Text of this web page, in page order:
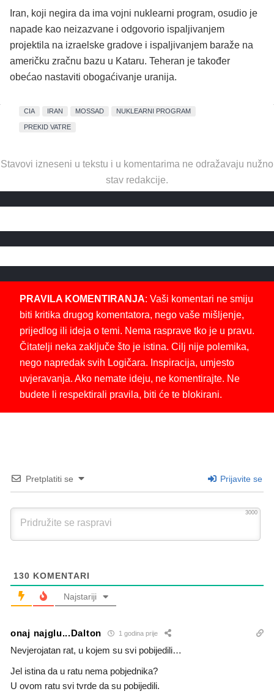
Iran, koji negira da ima vojni nuklearni program, osudio je
napade kao neizazvane i odgovorio ispaljivanjem
projektila na izraelske gradove i ispaljivanjem baraže na
američku zračnu bazu u Kataru. Teheran je također
obećao nastaviti obogaćivanje uranija.
CIA IRAN MOSSAD NUKLEARNI PROGRAM
PREKID VATRE
Stavovi izneseni u tekstu i u komentarima ne odražavaju nužno
stav redakcije.
PRAVILA KOMENTIRANJA: Vaši komentari ne smiju
biti kritika drugog komentatora, nego vaše mišljenje,
prijedlog ili ideja o temi. Nema rasprave tko je u pravu.
Čitatelji neka zaključe što je istina. Cilj nije polemika,
nego napredak svih Logičara. Inspiracija, umjesto
uvjeravanja. Ako nemate ideju, ne komentirajte. Ne
budete li respektirali pravila, biti će te blokirani.
Pretplatiti se Prijavite se
3000
130 KOMENTARI
Najstariji
onaj najglu...Dalton 1 godina prije
Nevjerojatan rat, u kojem su svi pobijedili…
Jel istina da u ratu nema pobjednika?
U ovom ratu svi tvrde da su pobijedili.